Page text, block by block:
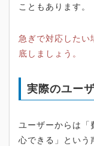
こともあります。
急ぎで対応したい
底しましょう。
実際のユー
ユーザーからは
心できる」という